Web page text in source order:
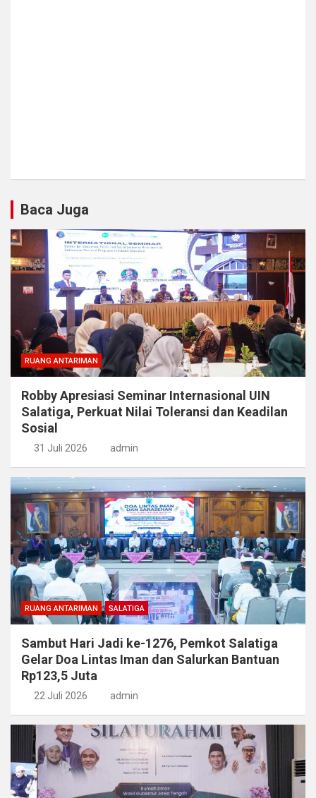
Baca Juga
RUANG ANTARIMAN
Robby Apresiasi Seminar Internasional UIN
Salatiga, Perkuat Nilai Toleransi dan Keadilan
Sosial
31 Juli 2026 admin
RUANG ANTARIMAN SALATIGA
Sambut Hari Jadi ke-1276, Pemkot Salatiga
Gelar Doa Lintas Iman dan Salurkan Bantuan
Rp123,5 Juta
22 Juli 2026 admin